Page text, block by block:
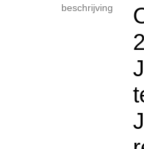
beschrijving